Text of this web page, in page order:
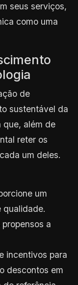
seus serviços,
como uma
de
sustentável da
que, além de
reter os
um deles.
um
qualidade.
a
incentivos para
descontos em